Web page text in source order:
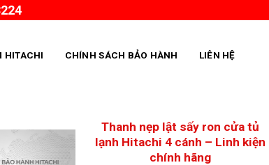
HITACHI CHÍNH SÁCH BẢO HÀNH LIÊN HỆ
Thanh nẹp lật sấy ron cửa tủ
lạnh Hitachi 4 cánh – Linh kiện
chính hãng